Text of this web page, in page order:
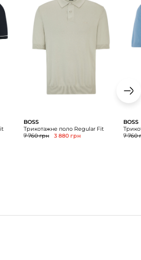
BOSS
Трикотажне поло Regular Fit
7 760 грн
3 880 грн
BOSS
7 760